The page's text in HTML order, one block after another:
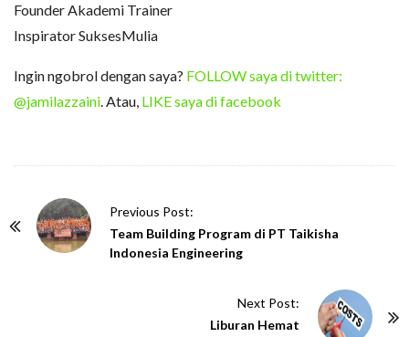
Founder Akademi Trainer
Inspirator SuksesMulia
Ingin ngobrol dengan saya? FOLLOW saya di twitter:
@jamilazzaini. Atau, LIKE saya di facebook
Previous Post:
Team Building Program di PT Taikisha
Indonesia Engineering
Next Post:
Liburan Hemat